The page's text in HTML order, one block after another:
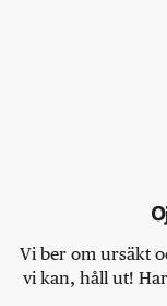
Vi ber om ursäkt
vi kan, håll ut!